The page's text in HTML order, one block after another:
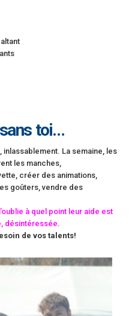
toi…
La semaine, les
les manches,
créer des animations,
goûters, vendre des
à quel point leur aide est
désintéressée.
de vos talents!